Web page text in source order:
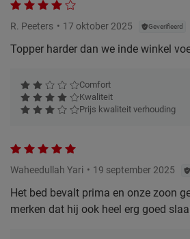
R. Peeters 17 oktober 2025 Geverifieerd
Topper harder dan we inde winkel
Comfort
Kwaliteit
Prijs kwaliteit verhouding
Waheedullah Yari 19 september 2025
Het bed bevalt prima en onze zoon
merken dat hij ook heel erg goed